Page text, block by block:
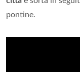
pontine.